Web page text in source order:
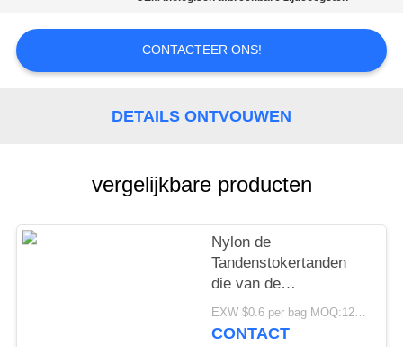
PRIVACYBELEID
CONTACTEER ONS!
DETAILS ONTVOUWEN
vergelijkbare producten
Nylon de
Tandenstokertanden
die van de
Draadtandzijde
Beschikbare
EXW $0.6 per bag MOQ:12000bags
CONTACT